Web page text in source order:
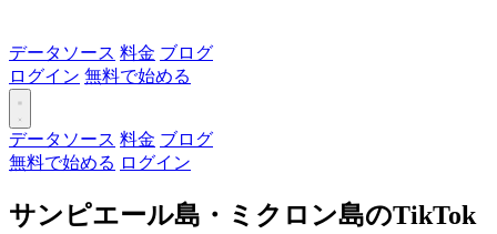
データソース 料金 ブログ
ログイン 無料で始める
データソース 料金 ブログ
無料で始める ログイン
サンピエール島・ミクロン島のTikTok